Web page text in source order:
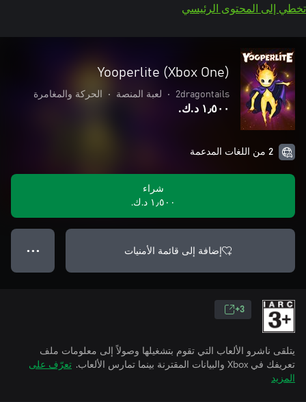
تخطي إلى المحتوى الرئيسي
Yooperlite (Xbox One)
2dragontails
• لعبة المنصة • الحركة والمغامرة
١٫٥٠٠ د.ك.‏
2 من اللغات المدعمة
شراء
١٫٥٠٠ د.ك.‏
إضافة إلى قائمة الأمنيات ● ● ●
3+
يتلقى ناشرو الألعاب التي تقوم بتشغيلها وصولاً إلى معلومات ملف
تعريفك في Xbox والبيانات المقترنة بينما تمارس الألعاب.
تعرّف على
المزيد